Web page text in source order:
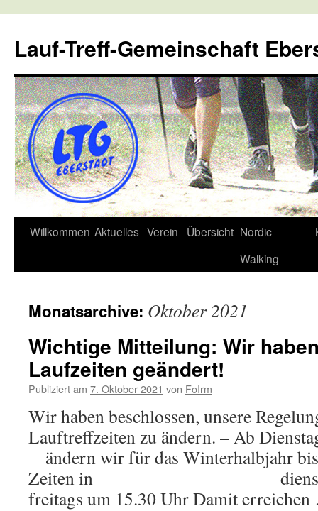
Lauf-Treff-Gemeinschaft
Zum
Willkommen Aktuelles Verein Übersicht Nordic
Walking
Monatsarchive: Oktober 2021
Wichtige Mitteilung: Wir
Laufzeiten geändert!
Publiziert am 7. Oktober 2021 von FoIrm
Wir haben beschlossen, unsere
Lauftreffzeiten zu ändern. – Ab
ändern wir für das Winterhalbjahr
Zeiten in dienstags
freitags um 15.30 Uhr Damit